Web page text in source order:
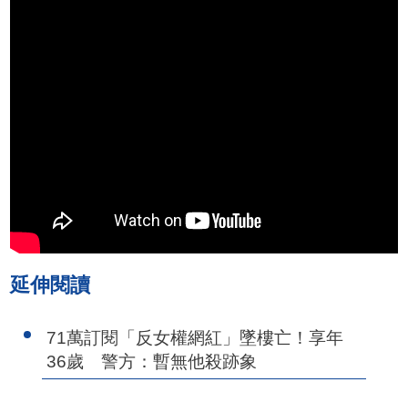
延伸閱讀
71萬訂閱「反女權網紅」墜樓亡！享年
36歲 警方：暫無他殺跡象